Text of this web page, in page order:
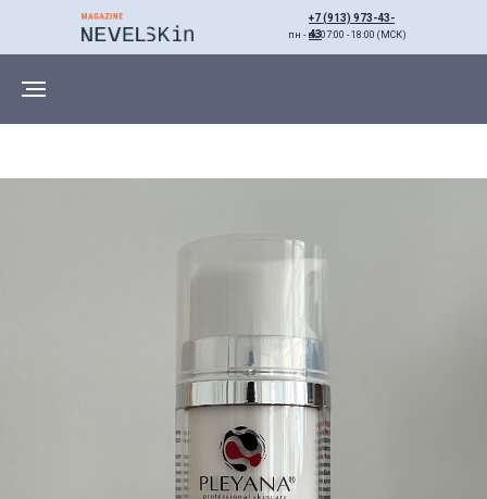
+7 (913) 973-43-
43
пн - вс 07:00 - 18:00 (МСК)